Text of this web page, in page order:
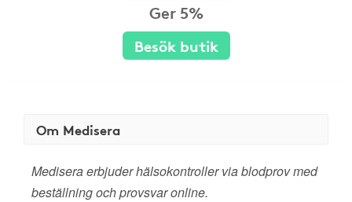
Ger 5%
Besök butik
Om Medisera
Medisera erbjuder hälsokontroller via blodprov med
beställning och provsvar online.